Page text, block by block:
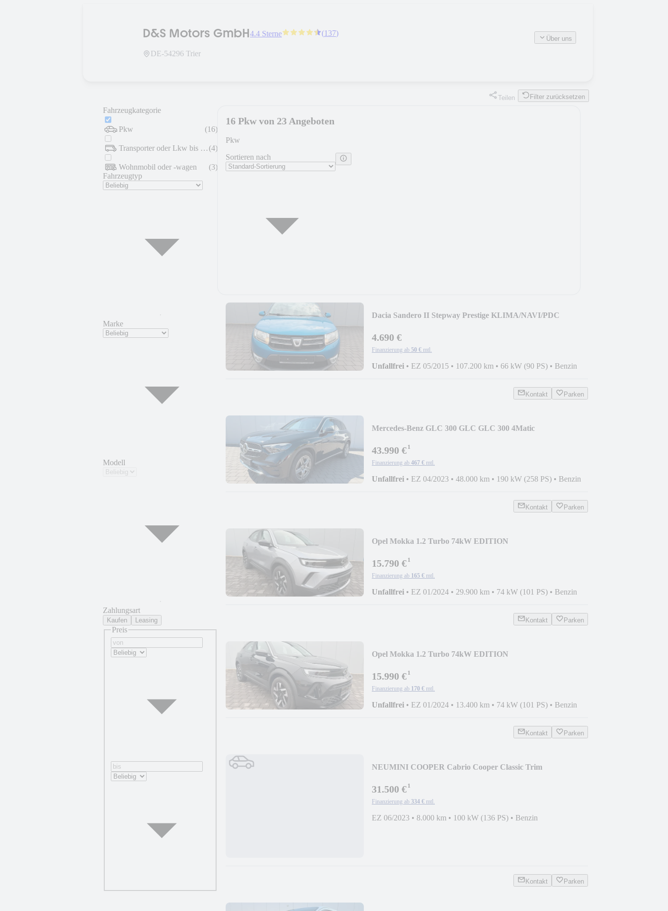
D&S Motors GmbH4.4 Sterne (137)
DE-54296 Trier
Über uns
Teilen Filter zurücksetzen
Fahrzeugkategorie
Pkw (16)
Transporter oder Lkw bis 7,5 t (4)
Wohnmobil oder -wagen (3)
Fahrzeugtyp
Marke
Modell
Zahlungsart
Kaufen Leasing
Preis
16 Pkw von 23 Angeboten
Pkw
Sortieren nach
Dacia Sandero II Stepway Prestige KLIMA/NAVI/PDC
4.690 €
Finanzierung ab 50 € mtl.
Unfallfrei • EZ 05/2015 • 107.200 km • 66 kW (90 PS) • Benzin
Kontakt Parken
Mercedes-Benz GLC 300 GLC GLC 300 4Matic
43.990 €¹
Finanzierung ab 467 € mtl.
Unfallfrei • EZ 04/2023 • 48.000 km • 190 kW (258 PS) • Benzin
Kontakt Parken
Opel Mokka 1.2 Turbo 74kW EDITION
15.790 €¹
Finanzierung ab 165 € mtl.
Unfallfrei • EZ 01/2024 • 29.900 km • 74 kW (101 PS) • Benzin
Kontakt Parken
Opel Mokka 1.2 Turbo 74kW EDITION
15.990 €¹
Finanzierung ab 170 € mtl.
Unfallfrei • EZ 01/2024 • 13.400 km • 74 kW (101 PS) • Benzin
Kontakt Parken
NEUMINI COOPER Cabrio Cooper Classic Trim
31.500 €¹
Finanzierung ab 334 € mtl.
EZ 06/2023 • 8.000 km • 100 kW (136 PS) • Benzin
Kontakt Parken